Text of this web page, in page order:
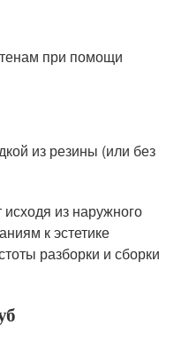
при помощи
из резины (или без
из наружного
к эстетике
разборки и сборки